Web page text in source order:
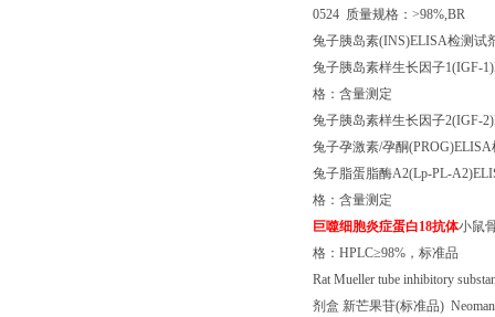
0524 质量规格： >98%,BR
兔子胰岛素(INS)ELISA检测试
兔子胰岛素样生长因子1(IGF-
格：含量测定
兔子胰岛素样生长因子2(IGF-
兔子孕激素/孕酮(PROG)ELISA
兔子脂蛋脂酶A2(Lp-PL-
格：含量测定
巨噬细胞炎症蛋白18抗体小鼠
格： HPLC≥98% ，标准品
Rat Mueller tube inhibitory
剂盒 新芒果苷(标准品)